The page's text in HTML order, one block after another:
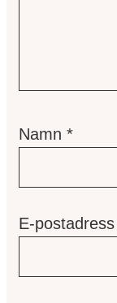
Namn *
E-postadress